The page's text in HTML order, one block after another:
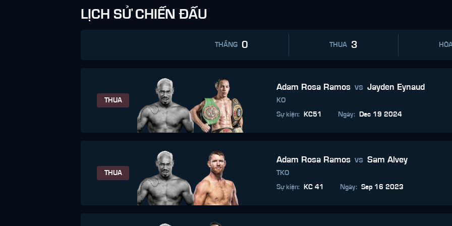
LỊCH SỬ CHIẾN ĐẤU
THẮNG 0 THUA 3
THUA
Adam Rosa Ramos vs Jayden Eynaud
KO
Sự kiện: KC51 Ngày: Dec 19 2024
THUA
Adam Rosa Ramos vs Sam Alvey
TKO
Sự kiện: KC 41 Ngày: Sep 16 2023